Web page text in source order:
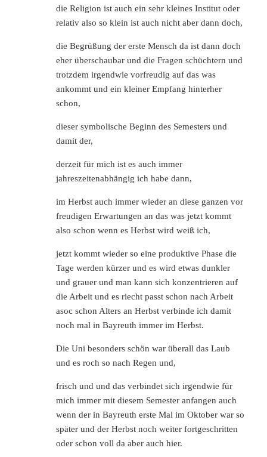
die Religion ist auch ein sehr kleines Institut oder
relativ also so klein ist auch nicht aber dann doch,
die Begrüßung der erste Mensch da ist dann doch
eher überschaubar und die Fragen schüchtern und
trotzdem irgendwie vorfreudig auf das was
ankommt und ein kleiner Empfang hinterher
schon,
dieser symbolische Beginn des Semesters und
damit der,
derzeit für mich ist es auch immer
jahreszeitenabhängig ich habe dann,
im Herbst auch immer wieder an diese ganzen vor
freudigen Erwartungen an das was jetzt kommt
also schon wenn es Herbst wird weiß ich,
jetzt kommt wieder so eine produktive Phase die
Tage werden kürzer und es wird etwas dunkler
und grauer und man kann sich konzentrieren auf
die Arbeit und es riecht passt schon nach Arbeit
asoc schon Alters an Herbst verbinde ich damit
noch mal in Bayreuth immer im Herbst.
Die Uni besonders schön war überall das Laub
und es roch so nach Regen und,
frisch und und das verbindet sich irgendwie für
mich immer mit diesem Semester anfangen auch
wenn der in Bayreuth erste Mal im Oktober war so
später und der Herbst noch weiter fortgeschritten
oder schon voll da aber auch hier.